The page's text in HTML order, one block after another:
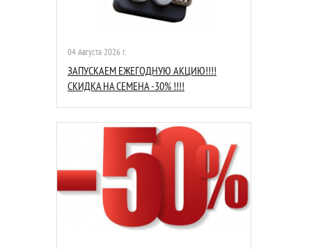
04 Августа 2026 г.
ЗАПУСКАЕМ ЕЖЕГОДНУЮ АКЦИЮ!!!!
СКИДКА НА СЕМЕНА -30% !!!!